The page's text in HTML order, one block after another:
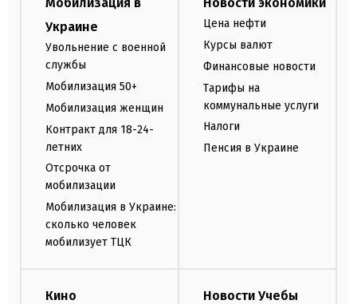
Украине
Увольнение с военной
службы
Мобилизация 50+
Мобилизация женщин
Контракт для 18-24-
летних
Отсрочка от
мобилизации
Мобилизация в Украине:
сколько человек
мобилизует ТЦК
Цена нефти
Курсы валют
Финансовые новости
Тарифы на
коммунальные услуги
Налоги
Пенсия в Украине
Кино Новости Учебы